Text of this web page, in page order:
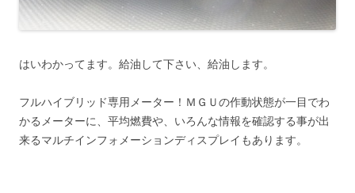
はいわかってます。給油して下さい、給油します。
フルハイブリッド専用メーター！ＭＧＵの作動状態が一目でわ
かるメーターに、平均燃費や、いろんな情報を確認する事が出
来るマルチインフォメーションディスプレイもあります。